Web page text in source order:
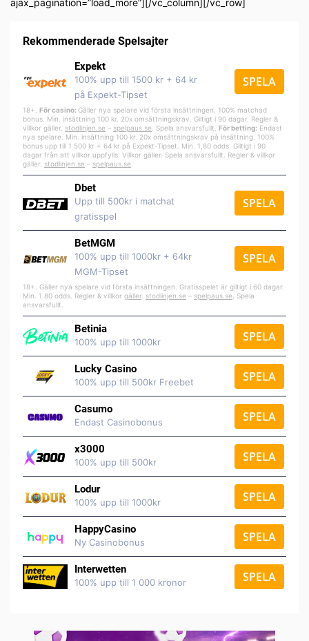
ajax_pagination=”load_more”][/vc_column][/vc_row]
Rekommenderade Spelsajter
Expekt
100% upp till 1500 kr + 64 kr
på Expekt-Tipset
SPELA
18+. För casino: Gäller nya spelare vid första insättningen. 100% matchad
bonus. Min. insättning 100 kr. 20x omsättningskrav. Giltigt i 90 dagar. Regler &
villkor gäller. stodlinjen.se – spelpaus.se . Spela ansvarsfullt. För betting: Endast
nya spelare. Min. insättning 100 kr. 20x omsättningskrav på insättning. 100%
bonus upp till 1 500 kr + 64 kr på Expekt-Tipset. Min. 1,80 odds. Giltigt i 90
dagar från att villkor uppfylls. Villkor gäller. Spela ansvarsfullt. Regler & villkor
gäller. stodlinjen.se – spelpaus.se
Dbet
Upp till 500kr i matchat
gratisspel
SPELA
BetMGM
100% upp till 1000kr + 64kr
MGM-Tipset
SPELA
18+. Gäller nya spelare vid första insättningen. Gratisspelet är giltigt i 60 dagar.
Min. 1.80 odds. Regler & villkor gäller stodlinjen.se – spelpaus.se . Spela
ansvarsfullt.
Betinia
100% upp till 1000kr SPELA
Lucky Casino
100% upp till 500kr Freebet SPELA
Casumo
Endast Casinobonus SPELA
x3000
100% upp till 500kr SPELA
Lodur
100% upp till 1000kr SPELA
HappyCasino
Ny Casinobonus SPELA
Interwetten
100% upp till 1 000 kronor SPELA